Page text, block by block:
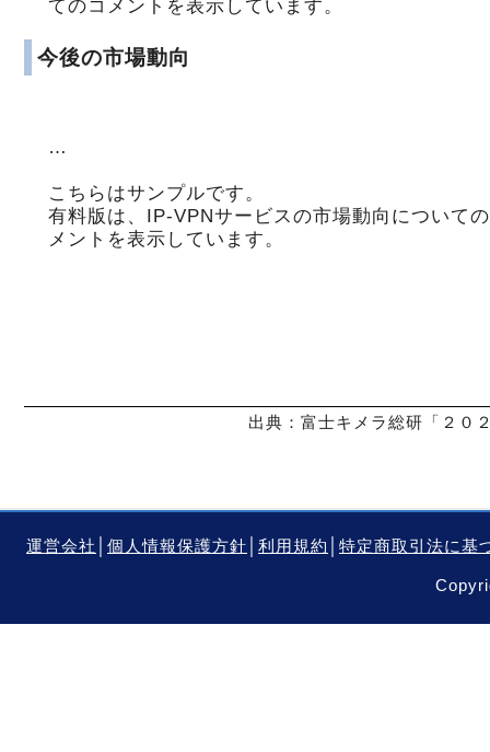
てのコメントを表示しています。
今後の市場動向
…
こちらはサンプルです。
有料版は、IP-VPNサービスの市場動向について
メントを表示しています。
出典：富士キメラ総研「２０
運営会社 個人情報保護方針 利用規約 特定商取引法に基